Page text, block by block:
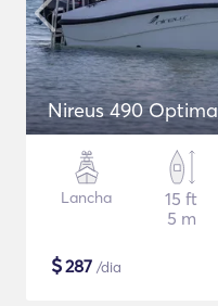
Nireus 490 Optima
Lancha
15 ft
5 m
$287 /dia